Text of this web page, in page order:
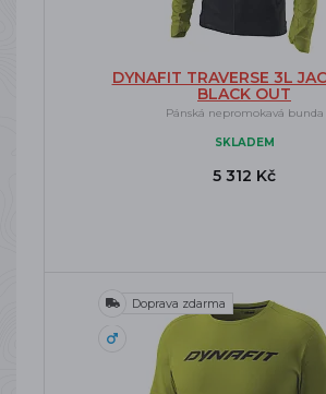
DYNAFIT TRAVERSE 3L
BLACK OUT
Pánská nepromokavá bunda
SKLADEM
5 312 Kč
Doprava zdarma